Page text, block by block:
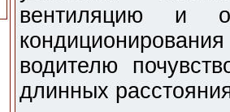
вентиляцию и
водителю
длинных